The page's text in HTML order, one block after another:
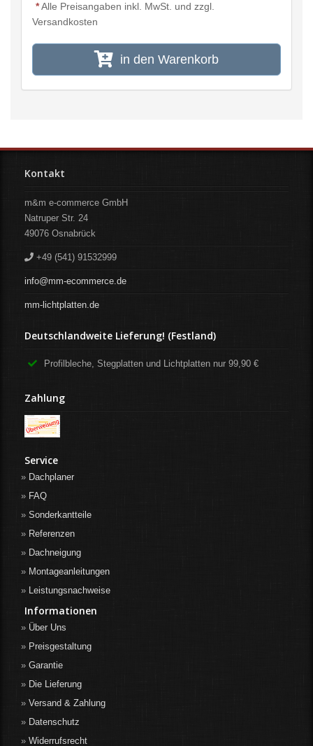
*Alle Preisangaben inkl. MwSt. und zzgl.
Versandkosten
in den Warenkorb
Kontakt
m&m e-commerce GmbH
Natruper Str. 24
49076 Osnabrück
+49 (541) 91532999
info@mm-ecommerce.de
mm-lichtplatten.de
Deutschlandweite Lieferung! (Festland)
Profilbleche, Stegplatten und Lichtplatten nur 99,90 €
Zahlung
Service
Dachplaner
FAQ
Sonderkantteile
Referenzen
Dachneigung
Montageanleitungen
Leistungsnachweise
Informationen
Über Uns
Preisgestaltung
Garantie
Die Lieferung
Versand & Zahlung
Datenschutz
Widerrufsrecht